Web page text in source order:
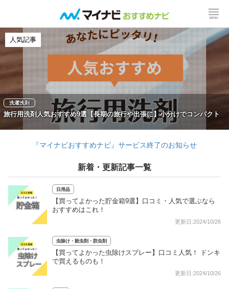
洗濯洗剤
旅行用洗剤人気おすすめ9選【長期の旅行や出張に】小分けでコンパクト
人気記事
『マイナビおすすめナビ』サービス終了のお知らせ
新着・更新記事一覧
日用品
【買ってよかった貯金箱9選】口コミ・人気で選ぶなら
おすすめはこれ！
更新日:2024/10/26
虫除け・殺虫剤・防虫剤
【買ってよかった虫除けスプレー】口コミ人気！ ドンキ
で買えるものも！
更新日:2024/10/26